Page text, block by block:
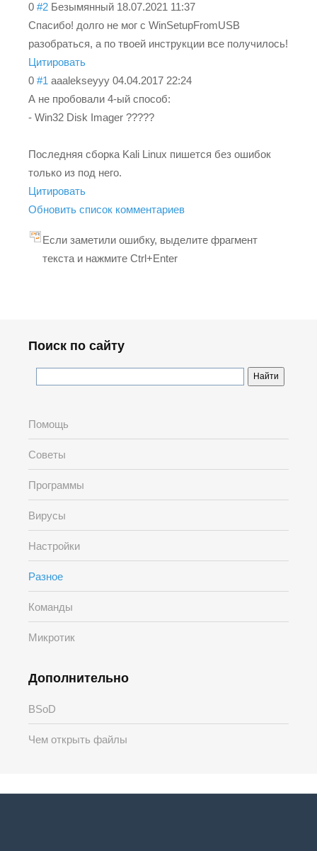
0 #2 Безымянный 18.07.2021 11:37
Спасибо! долго не мог с WinSetupFromUSB
разобраться, а по твоей инструкции все получилось!
Цитировать
0 #1 aaalekseyyy 04.04.2017 22:24
А не пробовали 4-ый способ:
- Win32 Disk Imager ?????
Последняя сборка Kali Linux пишется без ошибок
только из под него.
Цитировать
Обновить список комментариев
Если заметили ошибку, выделите фрагмент
текста и нажмите Ctrl+Enter
Поиск по сайту
Помощь
Советы
Программы
Вирусы
Настройки
Разное
Команды
Микротик
Дополнительно
BSoD
Чем открыть файлы